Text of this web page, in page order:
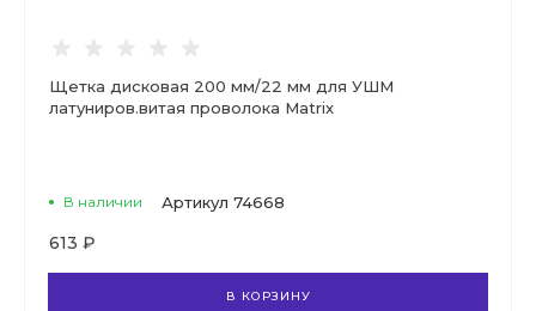
Щетка дисковая 200 мм/22 мм для УШМ
латуниров.витая проволока Matrix
В наличии Артикул 74668
613 ₽
В КОРЗИНУ